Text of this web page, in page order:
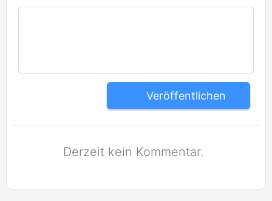
Veröffentlichen
Derzeit kein Kommentar.